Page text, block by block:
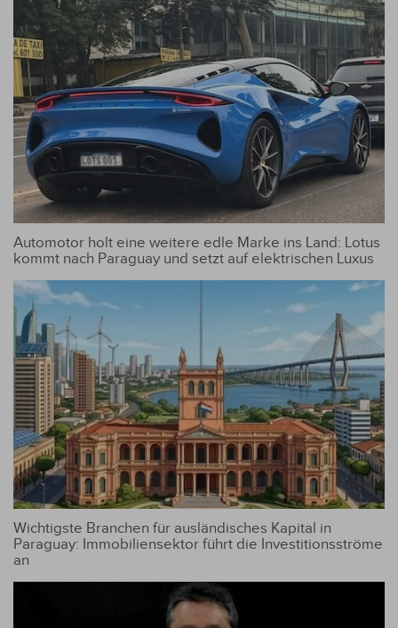
Automotor holt eine weitere edle Marke ins Land: Lotus
kommt nach Paraguay und setzt auf elektrischen Luxus
Wichtigste Branchen für ausländisches Kapital in
Paraguay: Immobiliensektor führt die Investitionsströme
an